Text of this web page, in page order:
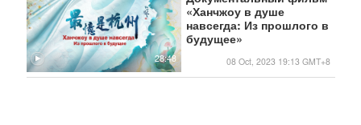
28:48
«Ханчжоу в душе
навсегда: Из прошлого в
будущее»
08 Oct, 2023 19:13 GMT+8